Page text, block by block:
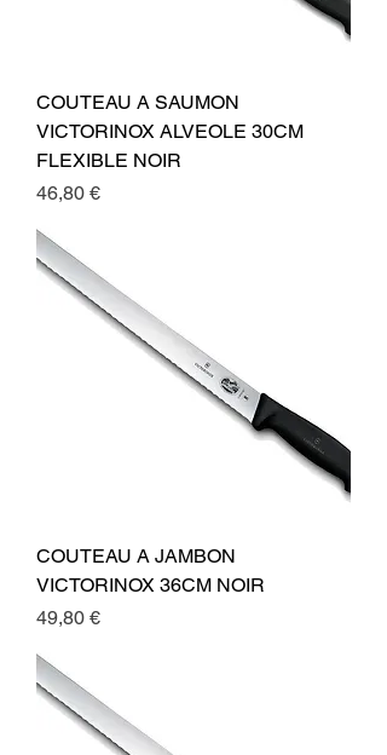
COUTEAU A SAUMON
VICTORINOX ALVEOLE 30CM
FLEXIBLE NOIR
Preis
46,80 €
COUTEAU A JAMBON
VICTORINOX 36CM NOIR
Preis
49,80 €